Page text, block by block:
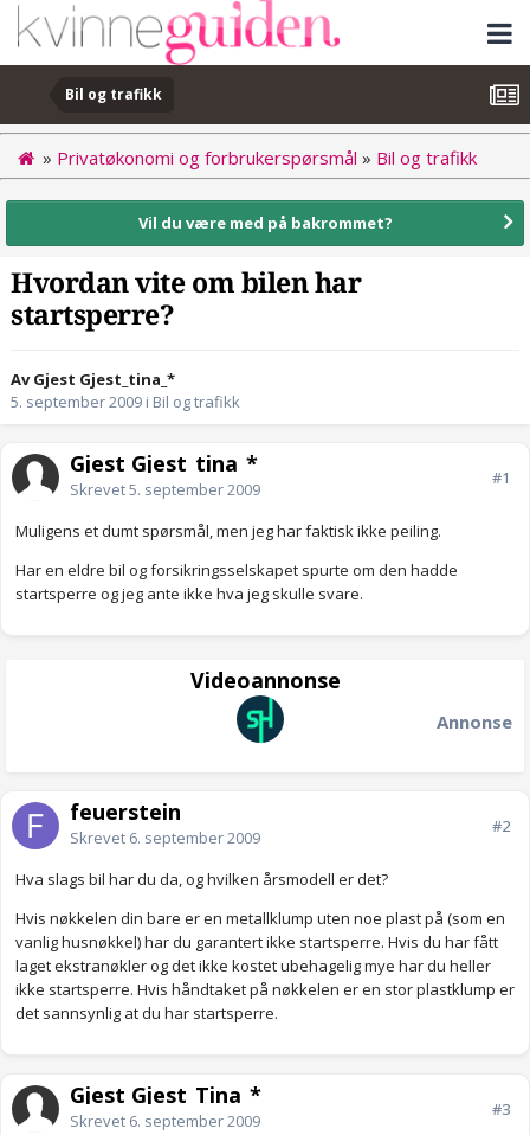
Bil og trafikk
» Privatøkonomi og forbrukerspørsmål » Bil og trafikk
Vil du være med på bakrommet?
Hvordan vite om bilen har
startsperre?
Av Gjest Gjest_tina_*
5. september 2009 i Bil og trafikk
Gjest Gjest_tina_*
Skrevet5. september 2009
#1
Muligens et dumt spørsmål, men jeg har faktisk ikke peiling.
Har en eldre bil og forsikringsselskapet spurte om den hadde
startsperre og jeg ante ikke hva jeg skulle svare.
Videoannonse
Annonse
feuerstein
Skrevet 6. september 2009
#2
Hva slags bil har du da, og hvilken årsmodell er det?
Hvis nøkkelen din bare er en metallklump uten noe plast på (som en
vanlig husnøkkel) har du garantert ikke startsperre. Hvis du har fått
laget ekstranøkler og det ikke kostet ubehagelig mye har du heller
ikke startsperre. Hvis håndtaket på nøkkelen er en stor plastklump er
det sannsynlig at du har startsperre.
Gjest Gjest_Tina_*
Skrevet 6. september 2009
#3